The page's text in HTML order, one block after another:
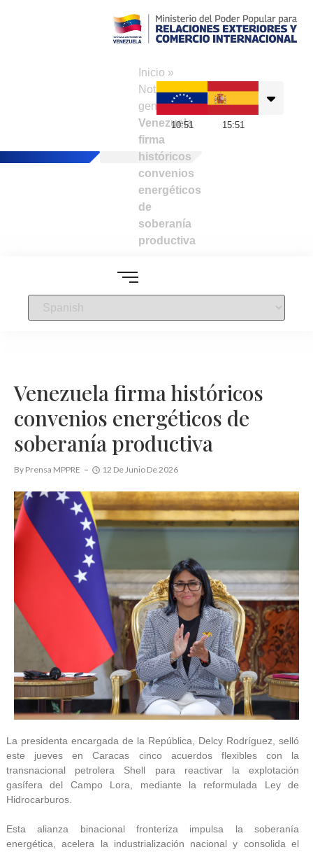
Inicio »
Noticias
generales»
Venezuela
firma
históricos
convenios
energéticos
de
soberanía
productiva
10:51 15:51
Venezuela firma históricos
convenios energéticos de
soberanía productiva
By Prensa MPPRE 12 De Junio De 2026
La presidenta encargada de la República, Delcy Rodríguez, selló
este jueves en Caracas cinco acuerdos flexibles con la
transnacional petrolera Shell para reactivar la explotación
gasífera del Campo Lora, mediante la reformulada Ley de
Hidrocarburos.
Esta alianza binacional fronteriza impulsa la soberanía
energética, acelera la industrialización nacional y consolida el